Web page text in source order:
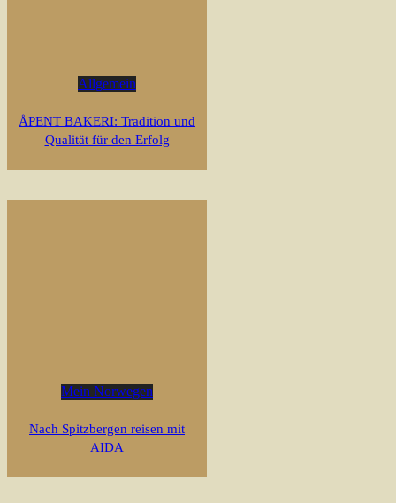
Allgemein
ÅPENT BAKERI: Tradition und
Qualität für den Erfolg
Mein Norwegen
Nach Spitzbergen reisen mit
AIDA